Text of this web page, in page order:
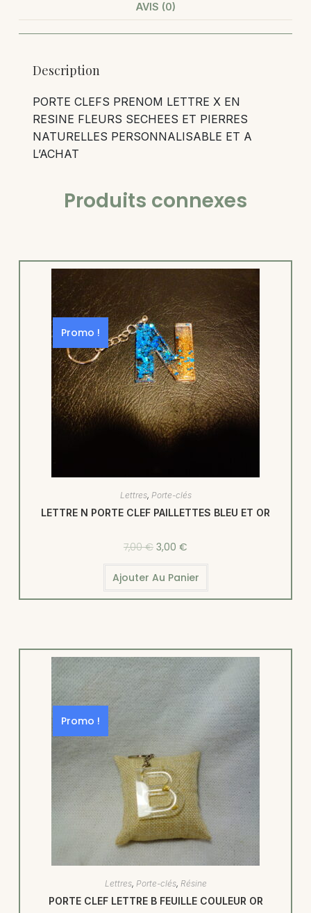
AVIS (0)
Description
PORTE CLEFS PRENOM LETTRE X EN
RESINE FLEURS SECHEES ET PIERRES
NATURELLES PERSONNALISABLE ET A
L’ACHAT
Produits connexes
Promo !
Lettres, Porte-clés
LETTRE N PORTE CLEF PAILLETTES BLEU ET OR
7,00€ 3,00 €
Ajouter Au Panier
Promo !
Lettres, Porte-clés, Résine
PORTE CLEF LETTRE B FEUILLE COULEUR OR